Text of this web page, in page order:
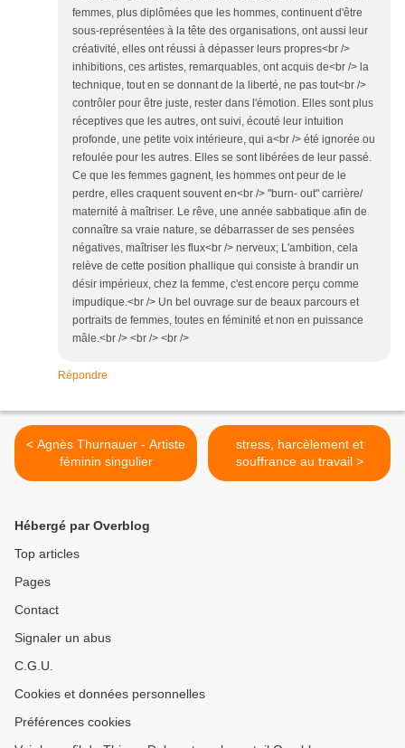
femmes, plus diplômées que les hommes, continuent d'être
sous-représentées à la tête des organisations, ont aussi leur
créativité, elles ont réussi à dépasser leurs propres<br />
inhibitions, ces artistes, remarquables, ont acquis de<br /> la
technique, tout en se donnant de la liberté, ne pas tout<br />
contrôler pour être juste, rester dans l'émotion. Elles sont plus
réceptives que les autres, ont suivi, écouté leur intuition
profonde, une petite voix intérieure, qui a<br /> été ignorée ou
refoulée pour les autres. Elles se sont libérées de leur passé.
Ce que les femmes gagnent, les hommes ont peur de le
perdre, elles craquent souvent en<br /> "burn- out" carrière/
maternité à maîtriser. Le rêve, une année sabbatique afin de
connaître sa vraie nature, se débarrasser de ses pensées
négatives, maîtriser les flux<br /> nerveux; L'ambition, cela
relève de cette position phallique qui consiste à brandir un
désir impérieux, chez la femme, c'est encore perçu comme
impudique.<br /> Un bel ouvrage sur de beaux parcours et
portraits de femmes, toutes en féminité et non en puissance
mâle.<br /> <br /> <br />
Répondre
< Agnès Thurnauer - Artiste
féminin singulier
stress, harcèlement et
souffrance au travail >
Hébergé par Overblog
Top articles
Pages
Contact
Signaler un abus
C.G.U.
Cookies et données personnelles
Préférences cookies